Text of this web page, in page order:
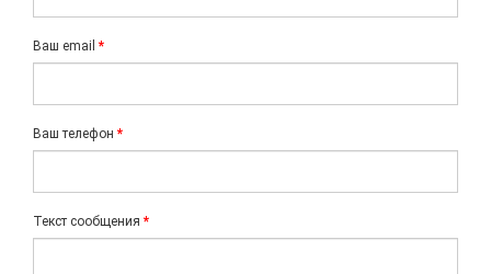
Ваш email
Ваш телефон
Текст сообщения